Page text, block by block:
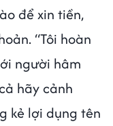
để xin tiền,
“Tôi hoàn
người hâm
hãy cảnh
kẻ lợi dụng tên